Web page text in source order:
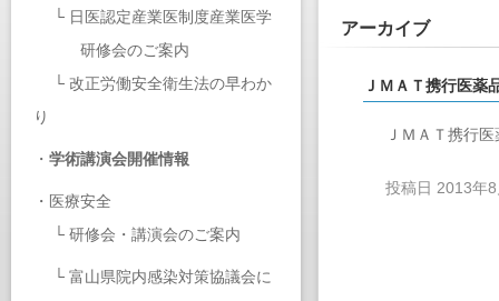
└ 日医認定産業医制度産業医学
研修会のご案内
└ 改正労働安全衛生法の早わか
り
・ 学術講演会開催情報
・ 医療安全
└ 研修会・講演会のご案内
└ 富山県院内感染対策協議会に
アーカイブ
ＪＭＡＴ携行医薬
ＪＭＡＴ携行
投稿日 2013年